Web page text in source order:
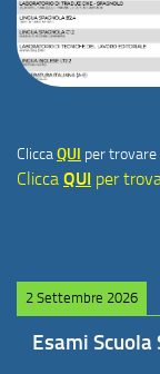
CliccaQUI per trovare
Clicca QUI per
2 Settembre 2026
Esami